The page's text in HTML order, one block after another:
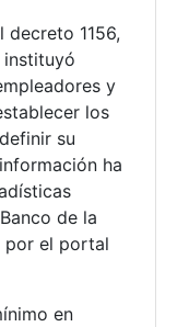
decreto 1156,
instituyó
y
los
su
ha
de la
por el portal
en